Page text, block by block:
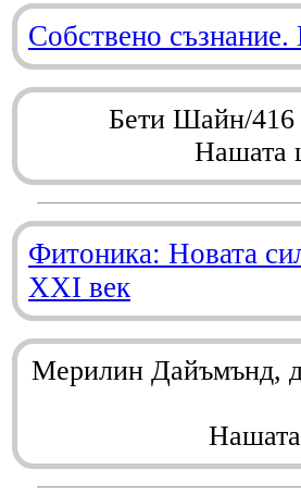
Собствено
Бети Шайн/416
Нашата
Фитоника: Новата
XXI век
Мерилин Дайъмънд,
Нашата